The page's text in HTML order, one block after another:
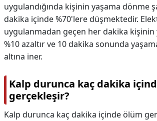
uygulandığında kişinin yaşama dönme
dakika içinde %70'lere düşmektedir.
uygulanmadan geçen her dakika kişinin
%10 azaltır ve 10 dakika sonunda
altına iner.
Kalp durunca kaç dakika
gerçekleşir?
Kalp durunca kaç dakika içinde ölüm